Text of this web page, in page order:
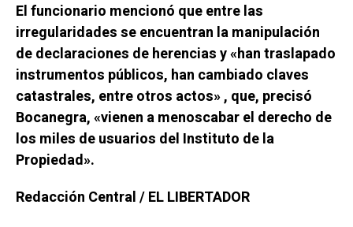
El funcionario mencionó que entre las
irregularidades se encuentran la manipulación
de declaraciones de herencias y «han traslapado
instrumentos públicos, han cambiado claves
catastrales, entre otros actos» , que, precisó
Bocanegra, «vienen a menoscabar el derecho de
los miles de usuarios del Instituto de la
Propiedad».
Redacción Central / EL LIBERTADOR